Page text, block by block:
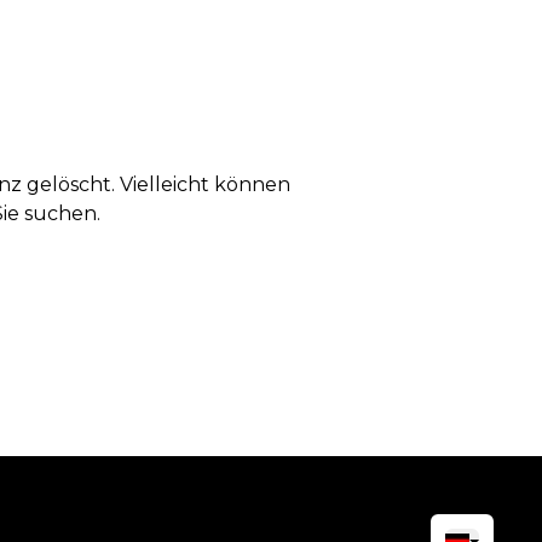
gelöscht. Vielleicht können
suchen.